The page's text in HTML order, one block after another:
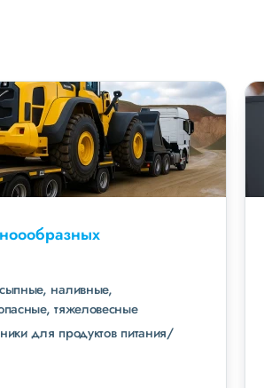
наливные,
тяжеловесные
для продуктов питания/